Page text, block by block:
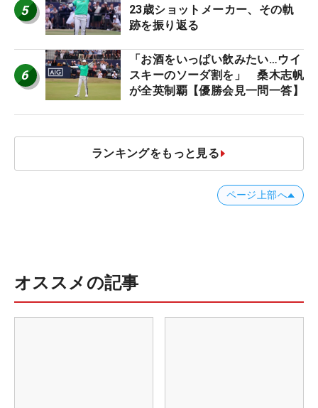
5
23歳ショットメーカー、その軌
跡を振り返る
6
「お酒をいっぱい飲みたい…ウイ
スキーのソーダ割を」 桑木志帆
が全英制覇【優勝会見一問一答】
ランキングをもっと見る
ページ上部へ
オススメの記事